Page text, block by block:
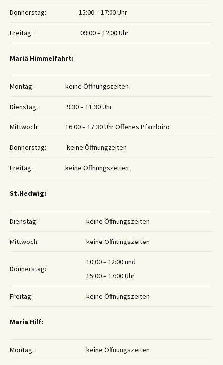
Donnerstag: 15:00 – 17:00 Uhr
Freitag: 09:00 – 12:00 Uhr
Mariä Himmelfahrt:
Montag: keine Öffnungszeiten
Dienstag: 9:30 – 11:30 Uhr
Mittwoch: 16:00 – 17:30 Uhr Offenes Pfarrbüro
Donnerstag: keine Öffnungzeiten
Freitag: keine Öffnungszeiten
St.Hedwig:
Dienstag: keine Öffnungszeiten
Mittwoch: keine Öffnungszeiten
Donnerstag:
10:00 – 12:00 und
15:00 – 17:00 Uhr
Freitag: keine Öffnungszeiten
Maria Hilf:
Montag: keine Öffnungszeiten